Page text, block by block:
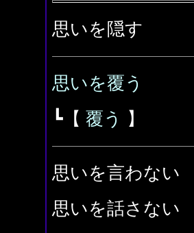
思いを隠す
思いを覆う
┗【 覆う 】
思いを言わない
思いを話さない